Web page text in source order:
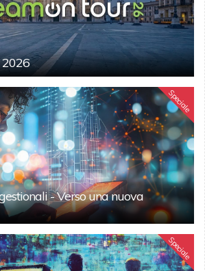
2026
Speciale
- Verso una nuova
Speciale